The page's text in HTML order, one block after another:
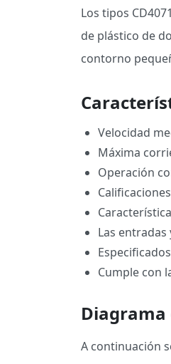
Los tipos
de plástico de
contorno
Velocidad
Máxima
Operación
Las
Especificados
Cumple con
Diagrama
A continuación